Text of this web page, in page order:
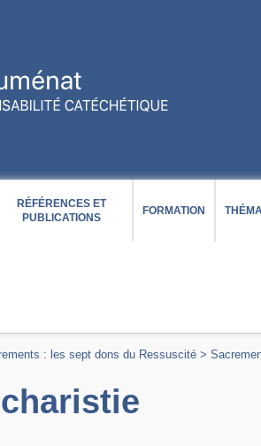
RÉFÉRENCES ET
PUBLICATIONS
FORMATION
: les sept dons du Ressuscité >